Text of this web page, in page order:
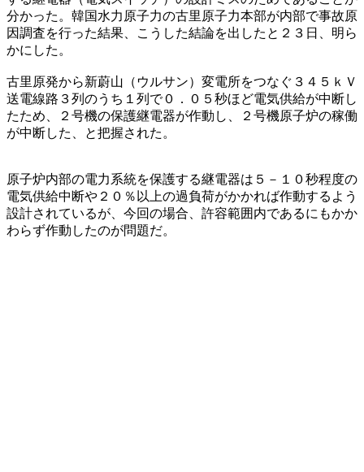
分かった。韓国水力原子力の古里原子力本部が内部で事故原
因調査を行った結果、こうした結論を出したと２３日、明ら
かにした。
古里原発から新蔚山（ウルサン）変電所をつなぐ３４５ｋＶ
送電線路３列のうち１列で０．０５秒ほど電気供給が中断し
たため、２号機の保護継電器が作動し、２号機原子炉の稼働
が中断した、と把握された。
原子炉内部の電力系統を保護する継電器は５－１０秒程度の
電気供給中断や２０％以上の過負荷がかかれば作動するよう
設計されているが、今回の場合、許容範囲内であるにもかか
わらず作動したのが問題だ。